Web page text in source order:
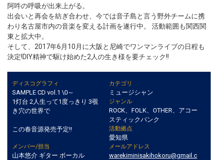
阿吽の呼吸が出来上がる。
出会いと再会を紡ぎ合わせ、今では音子島と言う野外チームに携
わり名古屋市内の音楽を変える計画を遂行中。 活動範囲も関西関
東と拡大中。
そして、2017年6月10月に大阪と尼崎でワンマンライブの日程も
決定!DIY精神で駆け始めた2人の生き様を要チェック!!
ディスコグラフィ
SAMPLE CD vol.1 \0～
1灯台 2人生って1度っきり 3覗
き穴の世界で
この春音源発売予定!!
カテゴリ
ミュージシャン
ジャンル
ROCK、FOLK、OTHER、アコー
スティックパンク
活動拠点
愛知県
メンバー/担当
山本悠介 ギター ボーカル
メールアドレス
warekiminisakihokoru@gmail.c